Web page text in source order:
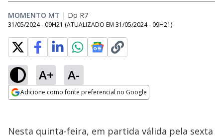
MOMENTO MT | Do R7
31/05/2024 - 09H21 (ATUALIZADO EM 31/05/2024 - 09H21)
A+ A-
Adicione como fonte preferencial no Google
Nesta quinta-feira, em partida válida pela sexta